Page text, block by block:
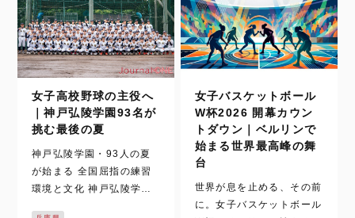
女子高校野球の主役へ
｜神戸弘陵学園93名が
挑む最後の夏
神戸弘陵学園・93人の夏
が始まる 全国屈指の練習
環境と文化 神戸弘陵学園
女子バスケットボール
W杯2026 開幕カウン
トダウン｜ベルリンで
始まる世界最高峰の舞
台
世界が息を止める、その前
に。女子バスケットボール